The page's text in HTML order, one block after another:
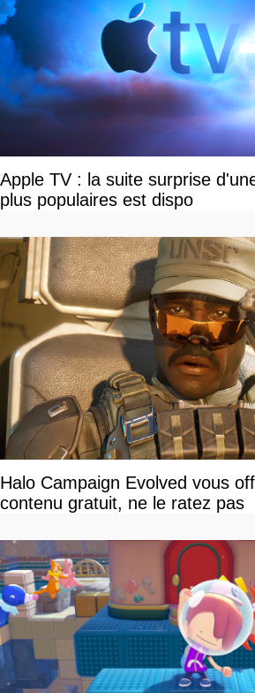
Apple TV : la suite surprise
plus populaires est dispo
Halo Campaign Evolved vous
contenu gratuit, ne le ratez pas